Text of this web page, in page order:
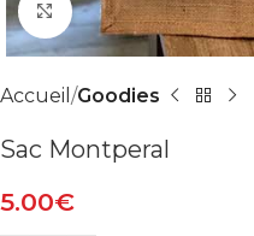
Agrandir
Accueil Goodies
Sac Montperal
5.00€